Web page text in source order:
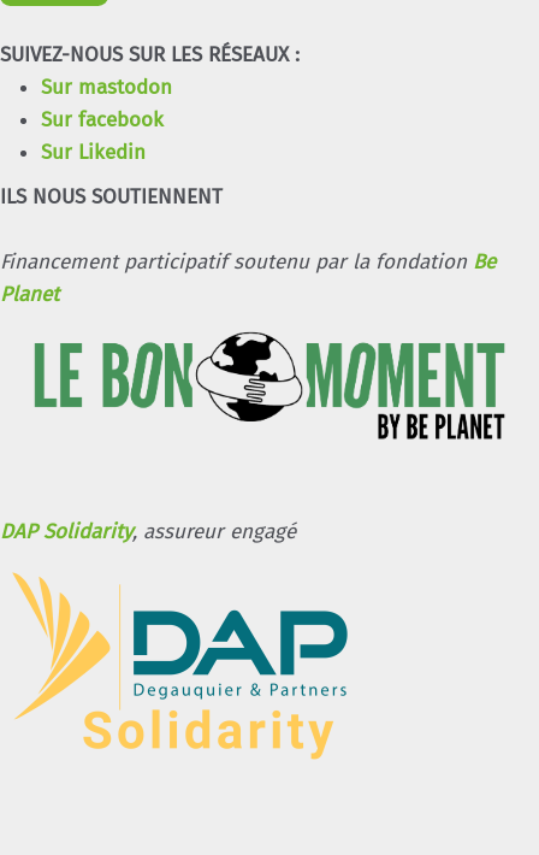
SUIVEZ-NOUS SUR LES RÉSEAUX :
Sur mastodon
Sur facebook
Sur Likedin
ILS NOUS SOUTIENNENT
Financement participatif soutenu par la fondation Be
Planet
DAP Solidarity, assureur engagé